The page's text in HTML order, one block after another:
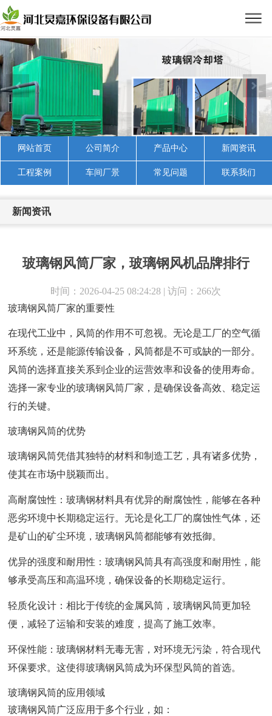
网站首页 公司简介 产品中心 新闻资讯
工程案例 车间厂景 常见问题 联系我们
新闻资讯
玻璃钢风筒厂家，玻璃钢风机品牌排行
时间：2026-04-25 08:24:28 | 访问：266次
玻璃钢风筒厂家的重要性
在现代工业中，风筒的作用不可忽视。无论是工厂的空气循
环系统，还是能源传输设备，风筒都是不可或缺的一部分。
风筒的选择直接关系到企业的运营效率和设备的使用寿命。
选择一家专业的玻璃钢风筒厂家，是确保设备高效、稳定运
行的关键。
玻璃钢风筒的优势
玻璃钢风筒凭借其独特的材料和制造工艺，具有诸多优势，
使其在市场中脱颖而出。
高耐腐蚀性：玻璃钢材料具有优异的耐腐蚀性，能够在各种
恶劣环境中长期稳定运行。无论是化工厂的腐蚀性气体，还
是矿山的矿尘环境，玻璃钢风筒都能够有效抵御。
优异的强度和耐用性：玻璃钢风筒具有高强度和耐用性，能
够承受高压和高温环境，确保设备的长期稳定运行。
轻质化设计：相比于传统的金属风筒，玻璃钢风筒更加轻
便，减轻了运输和安装的难度，提高了施工效率。
环保性能：玻璃钢材料无毒无害，对环境无污染，符合现代
环保要求。这使得玻璃钢风筒成为环保型风筒的首选。
玻璃钢风筒的应用领域
玻璃钢风筒广泛应用于多个行业，如：